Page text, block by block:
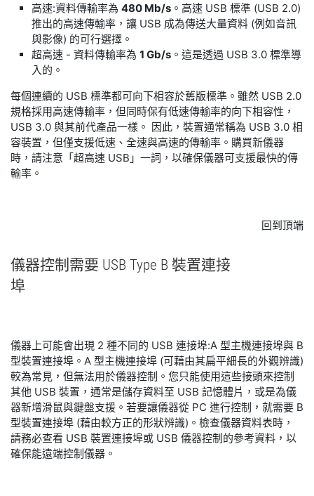
高速:資料傳輸率為 480 Mb/s 。高速 USB 標準 (USB 2.0)
推出的高速傳輸率，讓 USB 成為傳送大量資料 (例如音訊
與影像) 的可行選擇。
超高速 - 資料傳輸率為 1 Gb/s 。這是透過 USB 3.0 標準導
入的。
每個連續的 USB 標準都可向下相容於舊版標準。雖然 USB 2.0
規格採用高速傳輸率，但同時保有低速傳輸率的向下相容性，
USB 3.0 與其前代產品一樣。 因此，裝置通常稱為 USB 3.0 相
容裝置，但僅支援低速、全速與高速的傳輸率。購買新儀器
時，請注意「超高速 USB」一詞，以確保儀器可支援最快的傳
輸率。
回到頂端
儀器控制 需要 USB Type B 裝置連接
埠
儀器上可能會出現 2 種不同的 USB 連接埠:A 型主機連接埠與 B
型裝置連接埠。A 型主機連接埠 (可藉由其扁平細長的外觀辨識)
較為常見，但無法用於儀器控制。您只能使用這些接頭來控制
其他 USB 裝置，通常是儲存資料至 USB 記憶體片，或是為儀
器新增滑鼠與鍵盤支援。若要讓儀器從 PC 進行控制，就需要 B
型裝置連接埠 (藉由較方正的形狀辨識)。檢查儀器資料表時，
請務必查看 USB 裝置連接埠或 USB 儀器控制的參考資料，以
確保能遠端控制儀器。